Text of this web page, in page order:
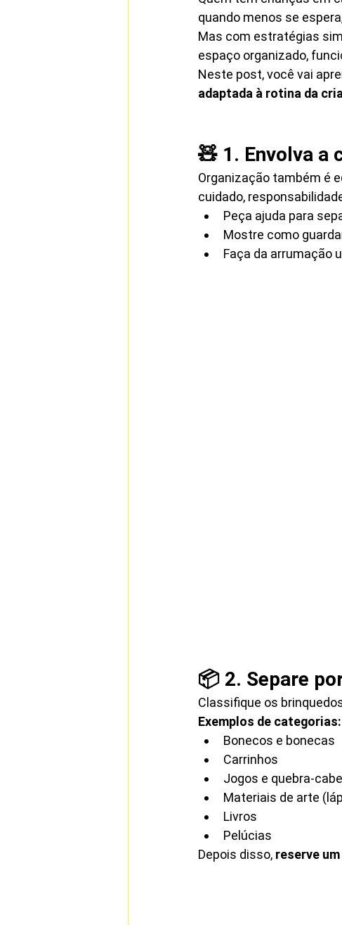
quando menos se
Mas com estratégias
espaço organizado,
Neste post, você vai
adaptada à rotina da
🧸 1. Envolva a
Organização também é
cuidado,
Peça ajuda para
Mostre como
Faça da arrumação
📦 2. Separe
Classifique os
Exemplos de categorias:
Bonecos e bonecas
Carrinhos
Jogos e quebra-
Materiais de arte
Livros
Pelúcias
Depois disso, reserve